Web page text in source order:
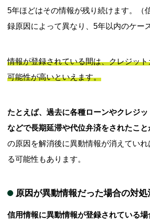
5年ほどはその情報が残り続けます。（
録原因によって異なり、5年以内のケー
情報が登録されている間は、クレジッ
可能性が高いといえます。
たとえば、過去に各種ローンやクレジ
などで長期延滞や代位弁済をされたこと
の原因を解消後に異動情報が消えてい
る可能性もあります。
原因が異動情報だった場合の対処
信用情報に異動情報が登録されている